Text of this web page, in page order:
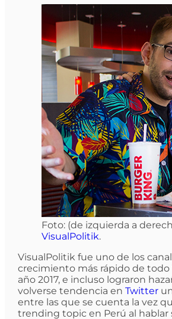
Foto: (de izquierda a
VisualPolitik.
VisualPolitik fue uno de los
crecimiento más rápido de todo
año 2017, e incluso lograron
volverse tendencia en Twitter
entre las que se cuenta la vez
trending topic en Perú al hablar